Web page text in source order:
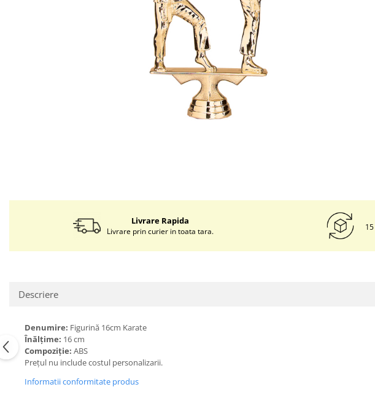
Livrare Rapida
Livrare prin curier in toata tara.
Descriere
Denumire: Figurină 16cm Karate
Înălțime: 16 cm
Compoziție: ABS
Prețul nu include costul personalizarii.
Informatii conformitate produs